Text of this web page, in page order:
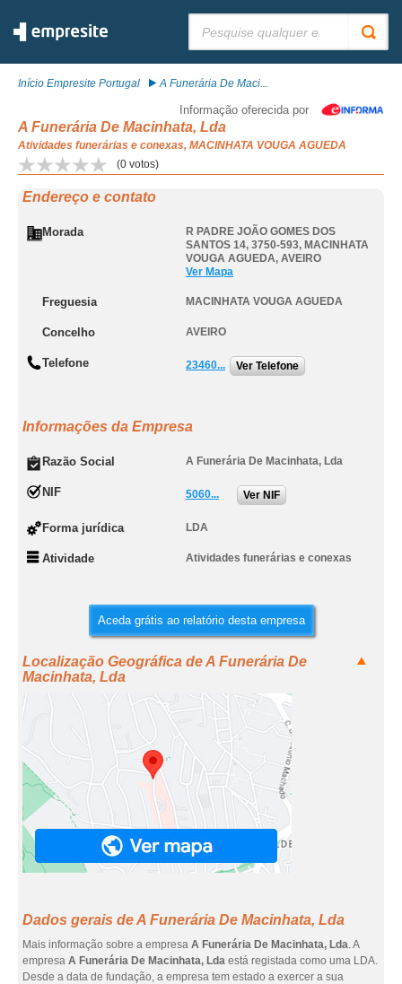
Início Empresite Portugal A Funerária De Maci...
Informação oferecida por
A Funerária De Macinhata, Lda
Atividades funerárias e conexas, MACINHATA VOUGA AGUEDA
(0 votos)
Endereço e contato
Morada
R PADRE JOÃO GOMES DOS
SANTOS 14, 3750-593, MACINHATA
VOUGA AGUEDA, AVEIRO
Ver Mapa
Freguesia MACINHATA VOUGA AGUEDA
Concelho AVEIRO
Telefone 23460... Ver Telefone
Informações da Empresa
Razão Social A Funerária De Macinhata, Lda
NIF 5060... Ver NIF
Forma jurídica LDA
Atividade Atividades funerárias e conexas
Aceda grátis ao relatório desta empresa
Localização Geográfica de A Funerária De
Macinhata, Lda
Dados gerais de A Funerária De Macinhata, Lda
Mais informação sobre a empresa A Funerária De Macinhata, Lda. A
empresa A Funerária De Macinhata, Lda está registada como uma LDA.
Desde a data de fundação, a empresa tem estado a exercer a sua